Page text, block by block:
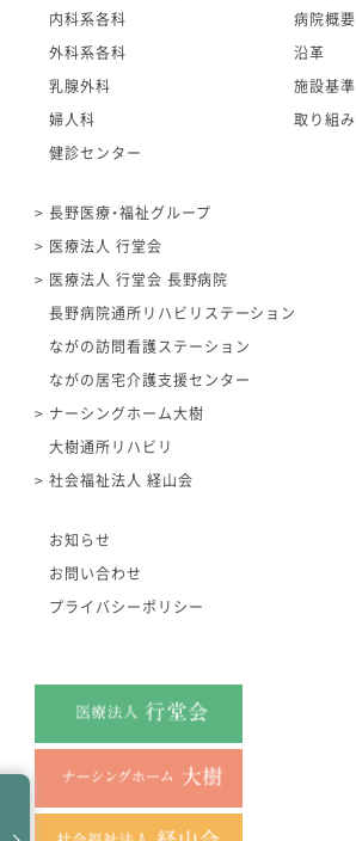
内科系各科
外科系各科
乳腺外科
婦人科
健診センター
病院概要
沿革
施設基準
取り組み
長野医療・福祉グループ
医療法人 行堂会
医療法人 行堂会 長野病院
長野病院通所リハビリステーション
ながの訪問看護ステーション
ながの居宅介護支援センター
ナーシングホーム大樹
大樹通所リハビリ
社会福祉法人 経山会
お知らせ
お問い合わせ
プライバシーポリシー